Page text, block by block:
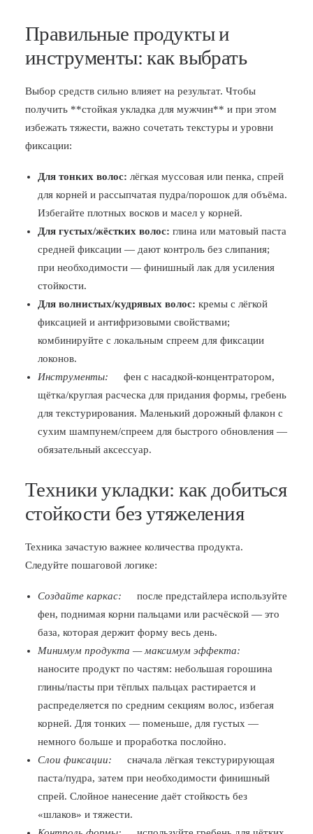
Правильные продукты и
инструменты: как выбрать
Выбор средств сильно влияет на результат. Чтобы
получить **стойкая укладка для мужчин** и при этом
избежать тяжести, важно сочетать текстуры и уровни
фиксации:
Для тонких волос: лёгкая муссовая или пенка, спрей
для корней и рассыпчатая пудра/порошок для объёма.
Избегайте плотных восков и масел у корней.
Для густых/жёстких волос: глина или матовый паста
средней фиксации — дают контроль без слипания;
при необходимости — финишный лак для усиления
стойкости.
Для волнистых/кудрявых волос: кремы с лёгкой
фиксацией и антифризовыми свойствами;
комбинируйте с локальным спреем для фиксации
локонов.
Инструменты:
фен с насадкой-концентратором,
щётка/круглая расческа для придания формы, гребень
для текстурирования. Маленький дорожный флакон с
сухим шампунем/спреем для быстрого обновления —
обязательный аксессуар.
Техники укладки: как добиться
стойкости без утяжеления
Техника зачастую важнее количества продукта.
Следуйте пошаговой логике:
Создайте каркас:
после предстайлера используйте
фен, поднимая корни пальцами или расчёской — это
база, которая держит форму весь день.
Минимум продукта — максимум эффекта:
наносите продукт по частям: небольшая горошина
глины/пасты при тёплых пальцах растирается и
распределяется по средним секциям волос, избегая
корней. Для тонких — поменьше, для густых —
немного больше и проработка послойно.
Слои фиксации:
сначала лёгкая текстурирующая
паста/пудра, затем при необходимости финишный
спрей. Слойное нанесение даёт стойкость без
«шлаков» и тяжести.